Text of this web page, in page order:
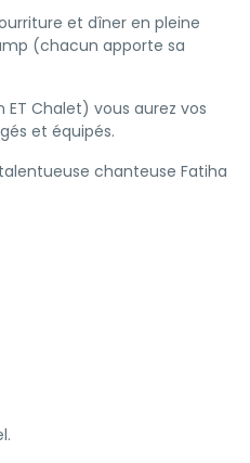
et dîner en pleine
(chacun apporte sa
ET Chalet) vous aurez vos
et équipés.
chanteuse Fatiha